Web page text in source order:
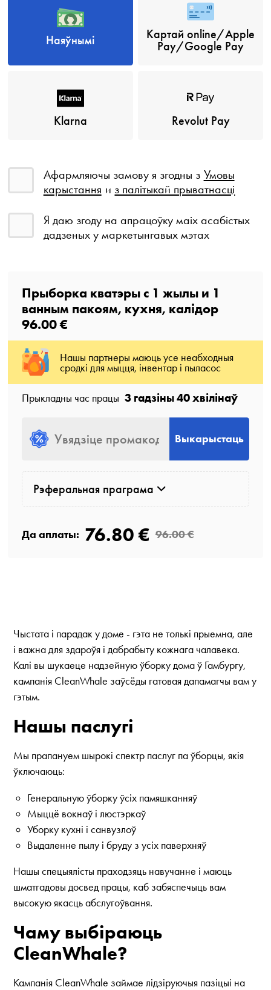
Наяўнымі
Картай online/Apple
Pay/Google Pay
Klarna Revolut Pay
Афармляючы замову я згодны з Умовы
карыстання и з палітыкай прыватнасці
Я даю згоду на апрацоўку маіх асабістых
дадзеных у маркетынгавых мэтах
Прыборка кватэры с 1 жылыи 1
ванным пакоям, кухня, калідор
96.00 €
Нашы партнеры маюць усе неабходныя
сродкі для мыцця, інвентар і пыласос
Прыкладны час працы 3 гадзіны 40 хвілінаў
Выкарыстаць
Рэферальная праграма
Да аплаты: 76.80 € 96.00 €
Чыстата і парадак у доме - гэта не толькі прыемна, але
і важна для здароўя і дабрабыту кожнага чалавека.
Калі вы шукаеце надзейную ўборку дома ў Гамбургу,
кампанія CleanWhale заўсёды гатовая дапамагчы вам у
гэтым.
Нашы паслугі
Мы прапануем шырокі спектр паслуг па ўборцы, якія
ўключаюць:
Генеральную ўборку ўсіх памяшканняў
Мыццё вокнаў і люстэркаў
Уборку кухні і санвузлоў
Выдаленне пылу і бруду з усіх паверхняў
Нашы спецыялісты праходзяць навучанне і маюць
шматгадовы досвед працы, каб забяспечыць вам
высокую якасць абслугоўвання.
Чаму выбіраюць
CleanWhale?
Кампанія CleanWhale займае лідзіруючыя пазіцыі на